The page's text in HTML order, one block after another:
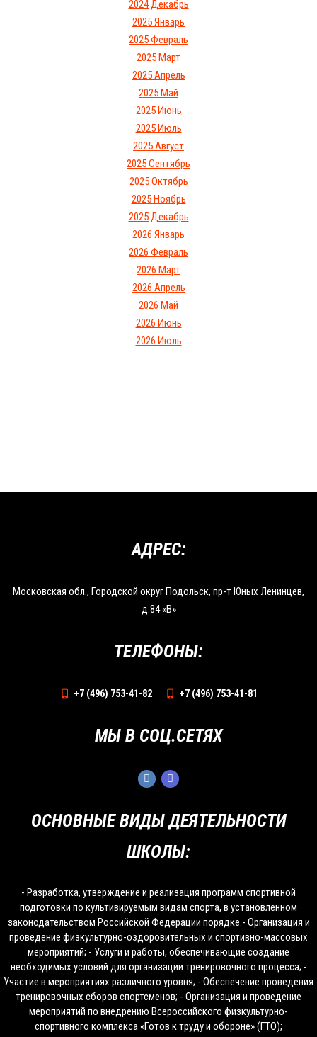
2024 Декабрь
2025 Январь
2025 Февраль
2025 Март
2025 Апрель
2025 Май
2025 Июнь
2025 Июль
2025 Август
2025 Сентябрь
2025 Октябрь
2025 Ноябрь
2025 Декабрь
2026 Январь
2026 Февраль
2026 Март
2026 Апрель
2026 Май
2026 Июнь
2026 Июль
ОСНОВНЫЕ ВИДЫ ДЕЯТЕЛЬНОСТИ
ШКОЛЫ:
- Разработка, утверждение и реализация программ спортивной
подготовки по культивируемым видам спорта, в установленном
законодательством Российской Федерации порядке.- Организация и
проведение физкультурно-оздоровительных и спортивно-массовых
мероприятий; - Услуги и работы, обеспечивающие создание
необходимых условий для организации тренировочного процесса; -
Участие в мероприятиях различного уровня; - Обеспечение проведения
тренировочных сборов спортсменов; - Организация и проведение
мероприятий по внедрению Всероссийского физкультурно-
спортивного комплекса «Готов к труду и обороне» (ГТО);
АДРЕС:
Московская обл., Городской округ Подольск, пр-т Юных Ленинцев,
д.84 «В»
ТЕЛЕФОНЫ:
+7 (496) 753-41-82 +7 (496) 753-41-81
МЫ В СОЦ.СЕТЯХ